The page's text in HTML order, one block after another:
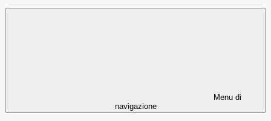
Menu di
navigazione